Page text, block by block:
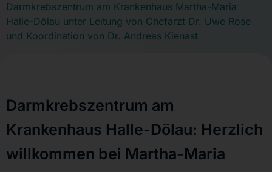
Darmkrebszentrum am Krankenhaus Martha-Maria
Halle-Dölau unter Leitung von Chefarzt Dr. Uwe Rose
und Koordination von Dr. Andreas Kienast
Darmkrebszentrum am
Krankenhaus Halle-Dölau: Herzlich
willkommen bei Martha-Maria